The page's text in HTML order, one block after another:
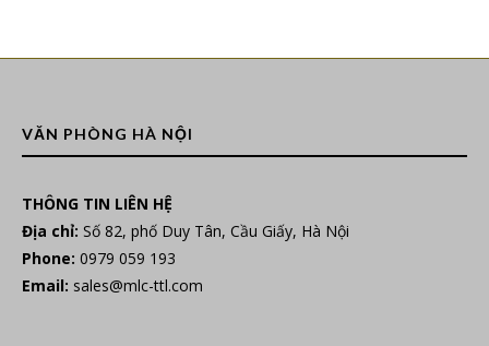
VĂN PHÒNG HÀ NỘI
THÔNG TIN LIÊN HỆ
Địa chỉ: Số 82, phố Duy Tân, Cầu Giấy, Hà Nội
Phone: 0979 059 193
Email: sales@mlc-ttl.com